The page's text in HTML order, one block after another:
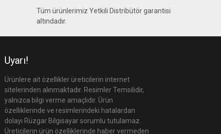
Tüm ürünlerimiz Yetkili Distribütör garantisi
altındadır.
Uyarı!
Ürünlere ait özellikler üreticilerin internet
sitelerinden alınmaktadır. Resimler Temsilidir,
yalnızca bilgi verme amaçlıdır. Ürün
özelliklerinde ve resimlerindeki hatalardan
dolayı Rüzgar Bilgisayar sorumlu tutulamaz.
Üreticilerin ürün özelliklerinde haber vermeden